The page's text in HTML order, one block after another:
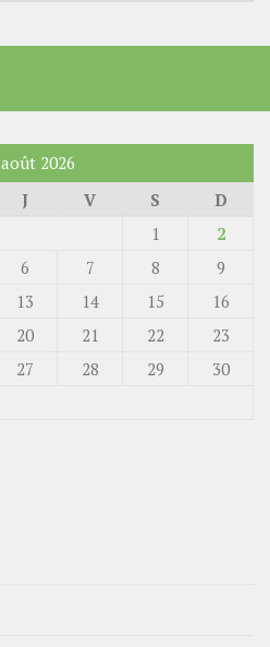
août 2026
J V S
D
1
2
6 7 8
9
13 14 15
16
20 21 22
23
27 28 29
30